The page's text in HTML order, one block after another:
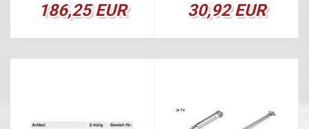
186,25 EUR 30,92 EUR